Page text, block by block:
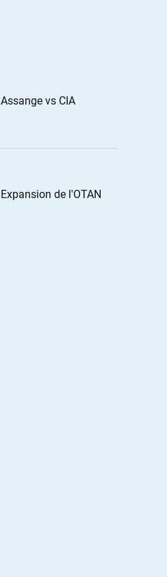
Assange vs CIA
Expansion de l'OTAN